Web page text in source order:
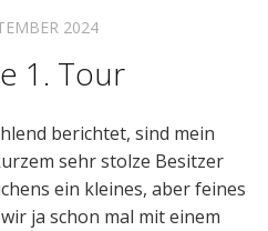
2024
1. Tour
berichtet, sind mein
sehr stolze Besitzer
ein kleines, aber feines
ja schon mal mit einem